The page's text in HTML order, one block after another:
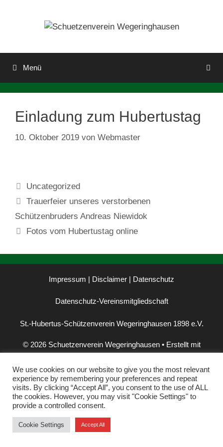
Menü
Einladung zum Hubertustag
10. Oktober 2019 von Webmaster
Kategorien
Uncategorized
Trauerfeier unseres verstorbenen
Schützenbruders Andreas Niewidok
Fotos vom Hubertustag online
Impressum | Disclaimer | Datenschutz
Datenschutz-Vereinsmitgliedschaft
St.-Hubertus-Schützenverein Wegeringhausen 1898 e.V.
© 2026 Schuetzenverein Wegeringhausen• Erstellt mit
GeneratePress
We use cookies on our website to give you the most relevant
experience by remembering your preferences and repeat
visits. By clicking “Accept All”, you consent to the use of ALL
the cookies. However, you may visit "Cookie Settings" to
provide a controlled consent.
Cookie Settings Accept All